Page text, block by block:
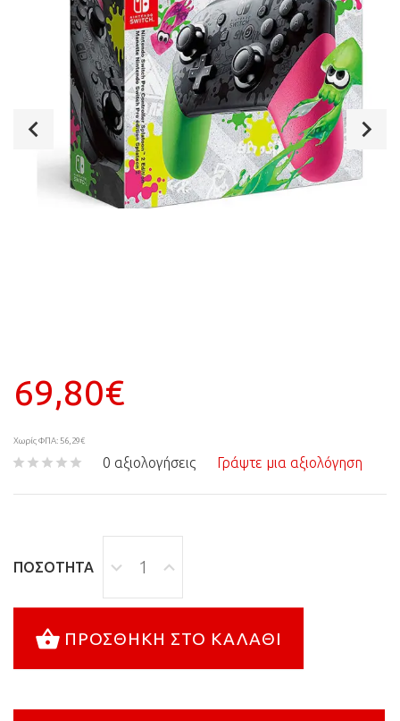
69,80€
Χωρίς ΦΠΑ: 56,29€
0 αξιολογήσεις Γράψτε μια αξιολόγηση
ΠΟΣΌΤΗΤΑ
ΠΡΟΣΘΉΚΗ ΣΤΟ ΚΑΛΆΘΙ